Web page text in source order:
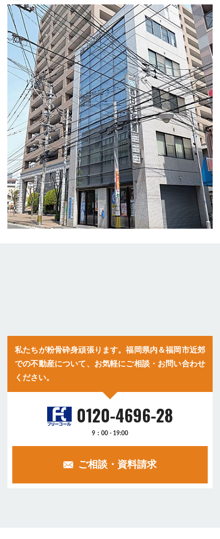
私たちが粉骨砕身頑張ります。福岡県内＆福岡市近郊
での不動産について、お気軽にご相談・お問い合わせ
ください。
0120-4696-28
9：00 - 19:00
ご相談・資料請求